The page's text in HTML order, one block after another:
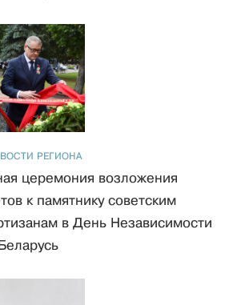
РЕГИОНА
церемония возложения
к памятнику советским
в День Независимости